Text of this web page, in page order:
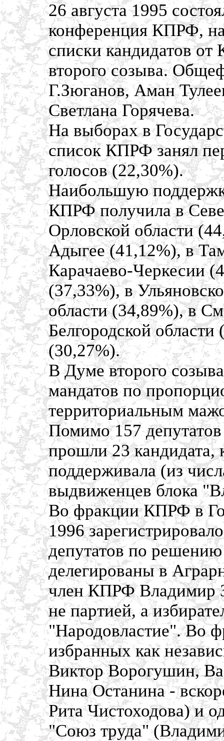
26 августа 1995
конференция КПРФ,
списки кандидатов
второго созыва.
Г.Зюганов, Аман
Светлана Горячева.
На выборах в
список КПРФ занял
голосов (22,30%).
Наибольшую
КПРФ получила в
Орловской области
Адыгее (41,12%), в
Карачаево-Черкесии
(37,33%), в
области (34,89%), в
Белгородской области
(30,27%).
В Думе второго
мандатов по
территориальным
Помимо 157
прошли 23
поддерживала (из
выдвиженцев блока
Во фракции КПРФ в
1996
депутатов по
делегированы в
член КПРФ Владимир
не партией, а
"Народовластие". Во
избранных как
Виктор Ворогушин,
Нина Останина -
Рита Чистоходова) и
"Союз труда"